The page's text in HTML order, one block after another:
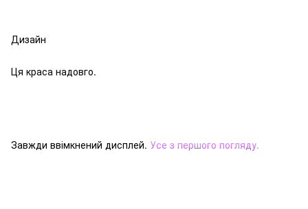
Дизайн
Ця краса надовго.
Завжди ввімкнений дисплей. Усе з першого погляду.